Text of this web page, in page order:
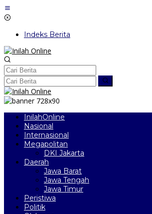
Lewati
ke
Indeks Berita
InilahOnline
Nasional
Internasional
Megapolitan
DKI Jakarta
Daerah
Jawa Barat
Jawa Tengah
Jawa Timur
Peristiwa
Politik